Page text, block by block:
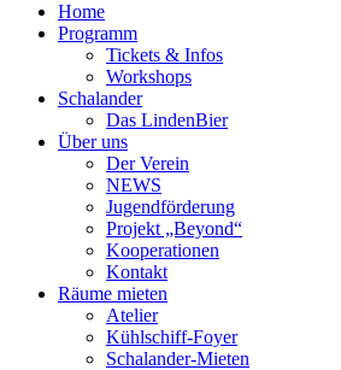
Home
Programm
Tickets & Infos
Workshops
Schalander
Das LindenBier
Über uns
Der Verein
NEWS
Jugendförderung
Projekt „Beyond“
Kooperationen
Kontakt
Räume mieten
Atelier
Kühlschiff-Foyer
Schalander-Mieten